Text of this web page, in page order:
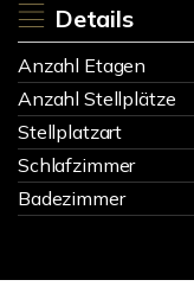
Details
Anzahl Etagen
Anzahl Stellplätze
Stellplatzart
Schlafzimmer
Badezimmer